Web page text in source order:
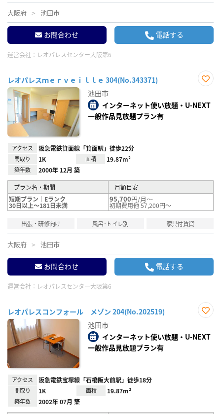
大阪府 池田市
お問合わせ 電話する
運営会社： レオパレスセンター大阪第6
レオパレスｍｅｒｖｅｉｌｌｅ 304(No.343371)
り登
録
池田市
インターネット使い放題・U-NEXT
一般作品見放題プラン有
アクセス 阪急電鉄箕面線「箕面駅」徒歩22分
間取り 1K 面積 19.87m²
築年数 2000年 12月 築
プラン名・期間
月額目安
短期プラン｜Eランク
30日以上～181日未満
95,700円/月～
初期費用他 57,200円～
出張・研修向け 風呂･トイレ別 家具付賃貸
大阪府 池田市
お問合わせ 電話する
運営会社： レオパレスセンター大阪第6
レオパレスコンフォール メゾン 204(No.202519)
り登
録
池田市
インターネット使い放題・U-NEXT
一般作品見放題プラン有
アクセス 阪急電鉄宝塚線「石橋阪大前駅」徒歩18分
間取り 1K 面積 19.87m²
築年数 2002年 07月 築